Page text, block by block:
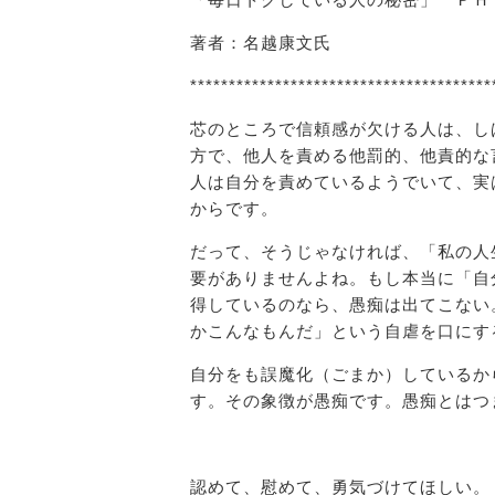
著者：名越康文氏
芯のところで信頼感が欠ける人は、
方で、他人を責める他罰的、他責的
人は自分を責めているようでいて、
からです。
だって、そうじゃなければ、「私の
要がありませんよね。もし本当に「
得しているのなら、愚痴は出てこな
かこんなもんだ」という自虐を口に
自分をも誤魔化（ごまか）している
す。その象徴が愚痴です。愚痴とは
認めて、慰めて、勇気づけてほしい。